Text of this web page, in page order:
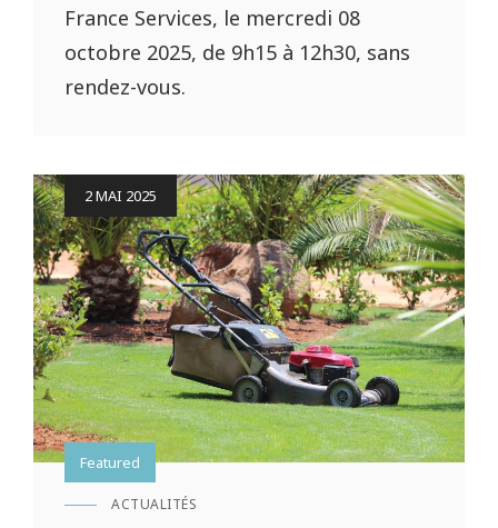
France Services, le mercredi 08
octobre 2025, de 9h15 à 12h30, sans
rendez-vous.
Featured
Posted
on
2 MAI 2025
CAT
ACTUALITÉS